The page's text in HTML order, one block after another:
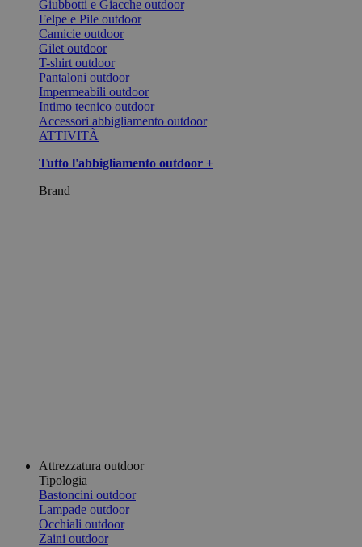
Giubbotti e Giacche outdoor
Felpe e Pile outdoor
Camicie outdoor
Gilet outdoor
T-shirt outdoor
Pantaloni outdoor
Impermeabili outdoor
Intimo tecnico outdoor
Accessori abbigliamento outdoor
ATTIVITÀ
Tutto l'abbigliamento outdoor +
Brand
Attrezzatura outdoor
Tipologia
Bastoncini outdoor
Lampade outdoor
Occhiali outdoor
Zaini outdoor